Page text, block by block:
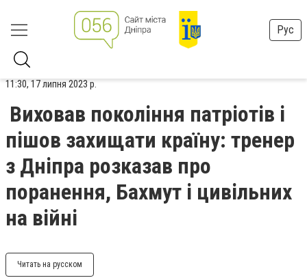
Рус
11:30, 17 липня 2023 р.
Виховав покоління патріотів і
пішов захищати країну: тренер
з Дніпра розказав про
поранення, Бахмут і цивільних
на війні
Читать на русском